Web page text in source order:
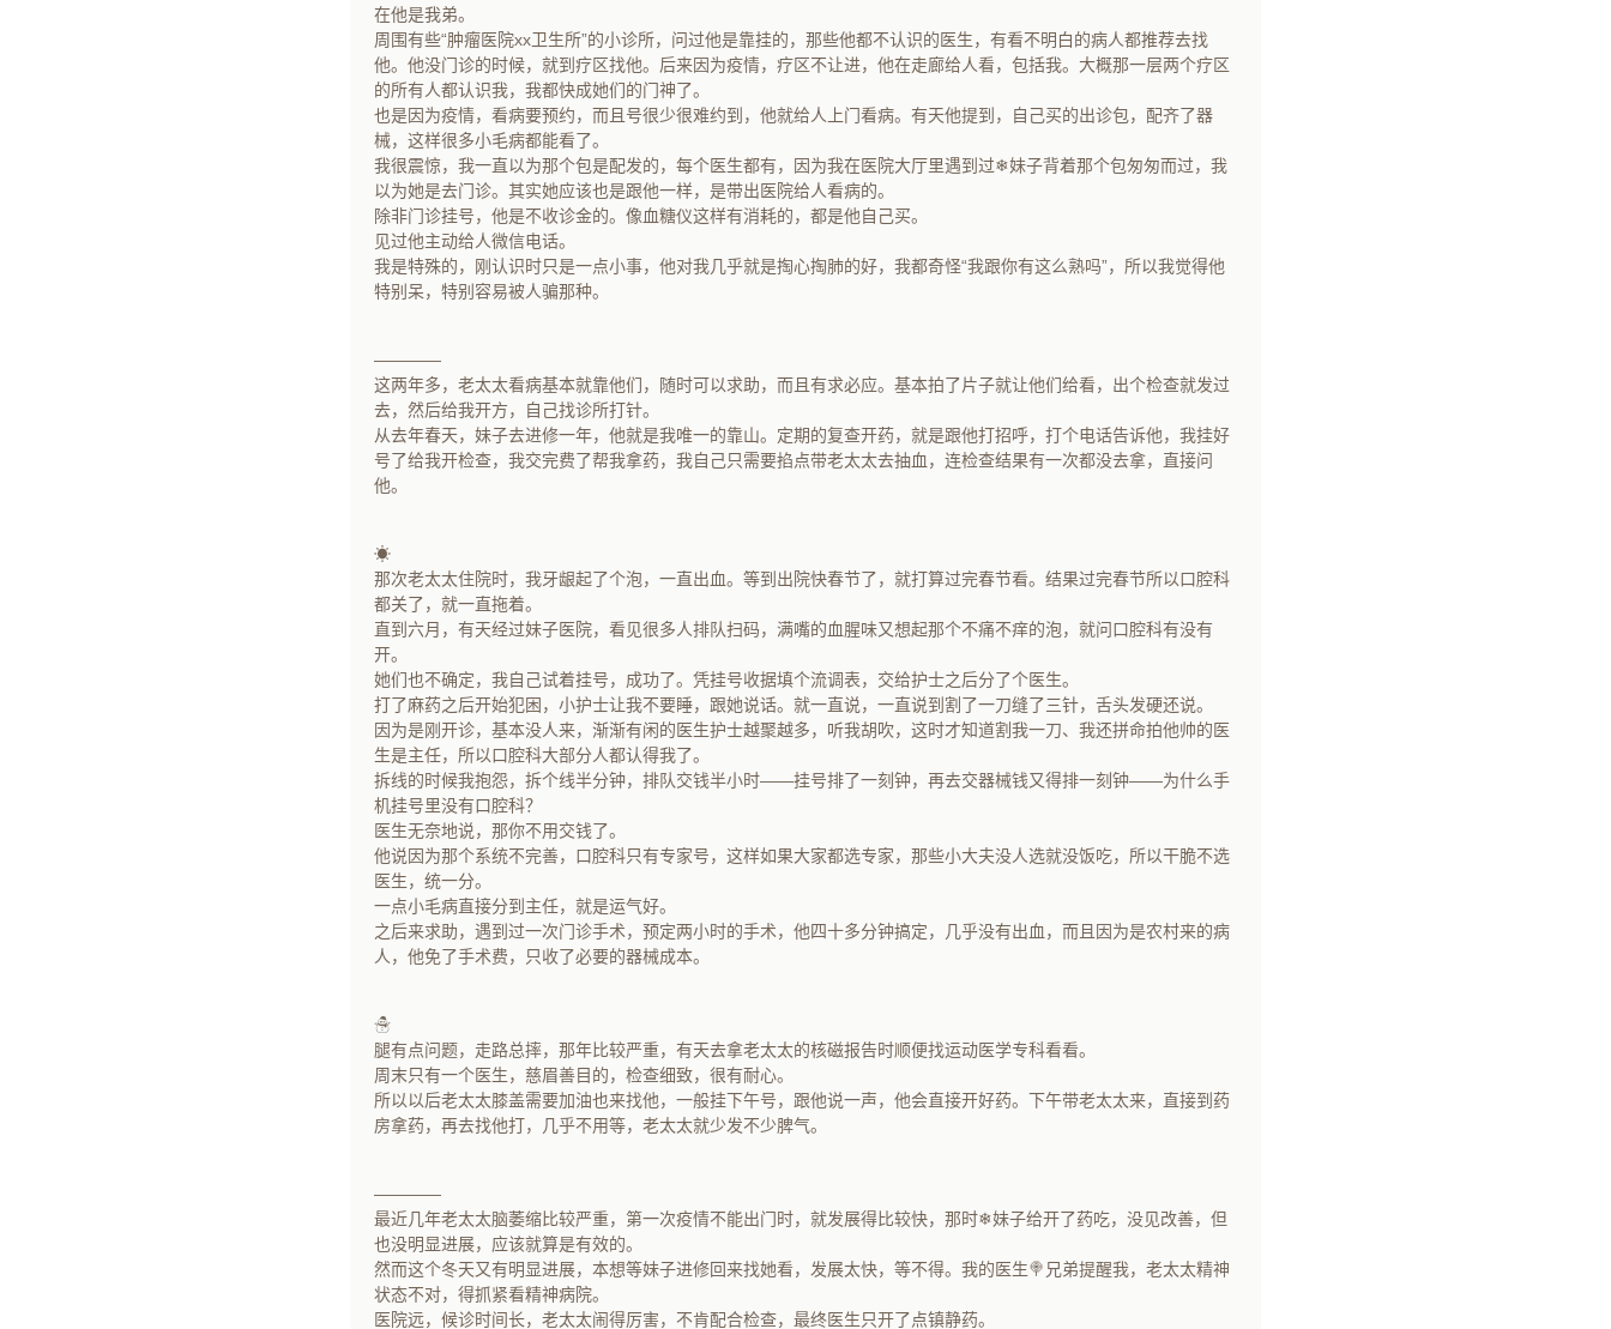
在他是我弟。
周围有些“肿瘤医院xx卫生所”的小诊所，问过他是靠挂的，那些他都不认识的医生，有看不明白的病人都推荐去找
他。他没门诊的时候，就到疗区找他。后来因为疫情，疗区不让进，他在走廊给人看，包括我。大概那一层两个疗区
的所有人都认识我，我都快成她们的门神了。
也是因为疫情，看病要预约，而且号很少很难约到，他就给人上门看病。有天他提到，自己买的出诊包，配齐了器
械，这样很多小毛病都能看了。
我很震惊，我一直以为那个包是配发的，每个医生都有，因为我在医院大厅里遇到过❄妹子背着那个包匆匆而过，我
以为她是去门诊。其实她应该也是跟他一样，是带出医院给人看病的。
除非门诊挂号，他是不收诊金的。像血糖仪这样有消耗的，都是他自己买。
见过他主动给人微信电话。
我是特殊的，刚认识时只是一点小事，他对我几乎就是掏心掏肺的好，我都奇怪“我跟你有这么熟吗”，所以我觉得他
特别呆，特别容易被人骗那种。
————
这两年多，老太太看病基本就靠他们，随时可以求助，而且有求必应。基本拍了片子就让他们给看，出个检查就发过
去，然后给我开方，自己找诊所打针。
从去年春天，妹子去进修一年，他就是我唯一的靠山。定期的复查开药，就是跟他打招呼，打个电话告诉他，我挂好
号了给我开检查，我交完费了帮我拿药，我自己只需要掐点带老太太去抽血，连检查结果有一次都没去拿，直接问
他。
☀
那次老太太住院时，我牙龈起了个泡，一直出血。等到出院快春节了，就打算过完春节看。结果过完春节所以口腔科
都关了，就一直拖着。
直到六月，有天经过妹子医院，看见很多人排队扫码，满嘴的血腥味又想起那个不痛不痒的泡，就问口腔科有没有
开。
她们也不确定，我自己试着挂号，成功了。凭挂号收据填个流调表，交给护士之后分了个医生。
打了麻药之后开始犯困，小护士让我不要睡，跟她说话。就一直说，一直说到割了一刀缝了三针，舌头发硬还说。
因为是刚开诊，基本没人来，渐渐有闲的医生护士越聚越多，听我胡吹，这时才知道割我一刀、我还拼命拍他帅的医
生是主任，所以口腔科大部分人都认得我了。
拆线的时候我抱怨，拆个线半分钟，排队交钱半小时——挂号排了一刻钟，再去交器械钱又得排一刻钟——为什么手
机挂号里没有口腔科？
医生无奈地说，那你不用交钱了。
他说因为那个系统不完善，口腔科只有专家号，这样如果大家都选专家，那些小大夫没人选就没饭吃，所以干脆不选
医生，统一分。
一点小毛病直接分到主任，就是运气好。
之后来求助，遇到过一次门诊手术，预定两小时的手术，他四十多分钟搞定，几乎没有出血，而且因为是农村来的病
人，他免了手术费，只收了必要的器械成本。
☃
腿有点问题，走路总摔，那年比较严重，有天去拿老太太的核磁报告时顺便找运动医学专科看看。
周末只有一个医生，慈眉善目的，检查细致，很有耐心。
所以以后老太太膝盖需要加油也来找他，一般挂下午号，跟他说一声，他会直接开好药。下午带老太太来，直接到药
房拿药，再去找他打，几乎不用等，老太太就少发不少脾气。
————
最近几年老太太脑萎缩比较严重，第一次疫情不能出门时，就发展得比较快，那时❄妹子给开了药吃，没见改善，但
也没明显进展，应该就算是有效的。
然而这个冬天又有明显进展，本想等妹子进修回来找她看，发展太快，等不得。我的医生🍭兄弟提醒我，老太太精神
状态不对，得抓紧看精神病院。
医院远，候诊时间长，老太太闹得厉害，不肯配合检查，最终医生只开了点镇静药。